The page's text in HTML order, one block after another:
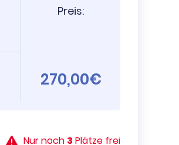
Preis:
270,00€
Nur noch 3 Plätze frei